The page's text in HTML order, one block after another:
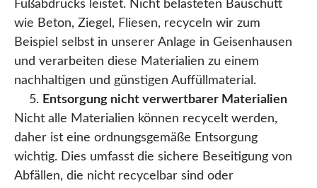
Fußabdrucks leistet. Nicht belasteten Bauschutt
wie Beton, Ziegel, Fliesen, recyceln wir zum
Beispiel selbst in unserer Anlage in Geisenhausen
und verarbeiten diese Materialien zu einem
nachhaltigen und günstigen Auffüllmaterial.
Entsorgung nicht verwertbarer Materialien
Nicht alle Materialien können recycelt werden,
daher ist eine ordnungsgemäße Entsorgung
wichtig. Dies umfasst die sichere Beseitigung von
Abfällen, die nicht recycelbar sind oder